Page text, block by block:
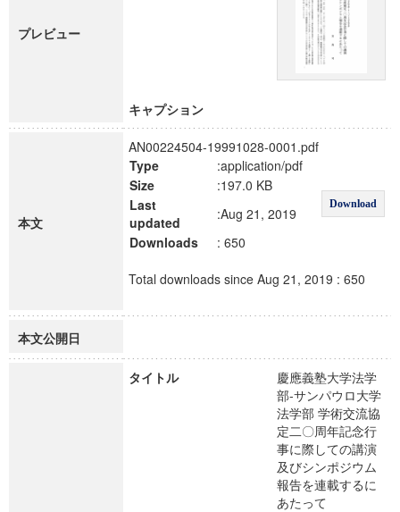
プレビュー
キャプション
本文
AN00224504-19991028-0001.pdf
Type
:application/pdf
Download
Size
:197.0 KB
Last
updated
:Aug 21, 2019
Downloads
: 650
Total downloads since Aug 21, 2019 : 650
本文公開日
タイトル
慶應義塾大学法学
部-サンパウロ大学
法学部 学術交流協
定二〇周年記念行
事に際しての講演
及びシンポジウム
報告を連載するに
あたって